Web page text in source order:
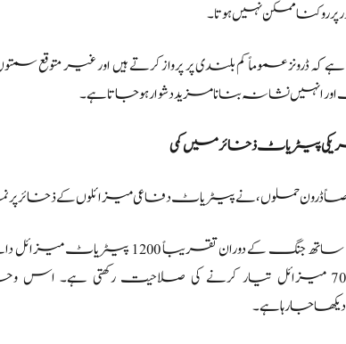
پر روکنا ممکن نہیں ہوتا۔
عموماً کم بلندی پر پرواز کرتے ہیں اور غیر
انہیں نشانہ بنانا مزید دشوار ہو جاتا ہے۔
پیٹریاٹ ذخائر میں کمی
ڈرون حملوں، نے پیٹریاٹ دفاعی میزائلوں کے ذخائر پر
جریدے کا کہنا ہے کہ ایران کے ساتھ جنگ کے
صنعت سالانہ تقریباً 700 میزائل تیار کرنے کی صلاحیت رکھتی
جا رہا ہے۔